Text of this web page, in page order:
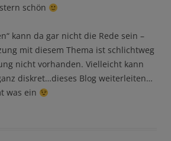
schön
kann da gar nicht die Rede sein –
mit diesem Thema ist schlichtweg
nicht vorhanden. Vielleicht kann
diskret…dieses Blog weiterleiten…
was ein